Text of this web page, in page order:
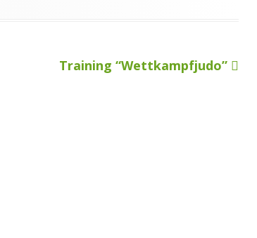
Nächster
Training “Wettkampfjudo”